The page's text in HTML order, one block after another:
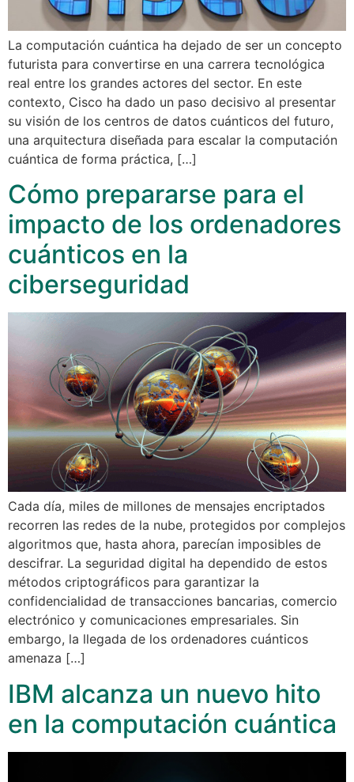
La computación cuántica ha dejado de ser un concepto
futurista para convertirse en una carrera tecnológica
real entre los grandes actores del sector. En este
contexto, Cisco ha dado un paso decisivo al presentar
su visión de los centros de datos cuánticos del futuro,
una arquitectura diseñada para escalar la computación
cuántica de forma práctica, […]
Cómo prepararse para el
impacto de los ordenadores
cuánticos en la
ciberseguridad
Cada día, miles de millones de mensajes encriptados
recorren las redes de la nube, protegidos por complejos
algoritmos que, hasta ahora, parecían imposibles de
descifrar. La seguridad digital ha dependido de estos
métodos criptográficos para garantizar la
confidencialidad de transacciones bancarias, comercio
electrónico y comunicaciones empresariales. Sin
embargo, la llegada de los ordenadores cuánticos
amenaza […]
IBM alcanza un nuevo hito
en la computación cuántica